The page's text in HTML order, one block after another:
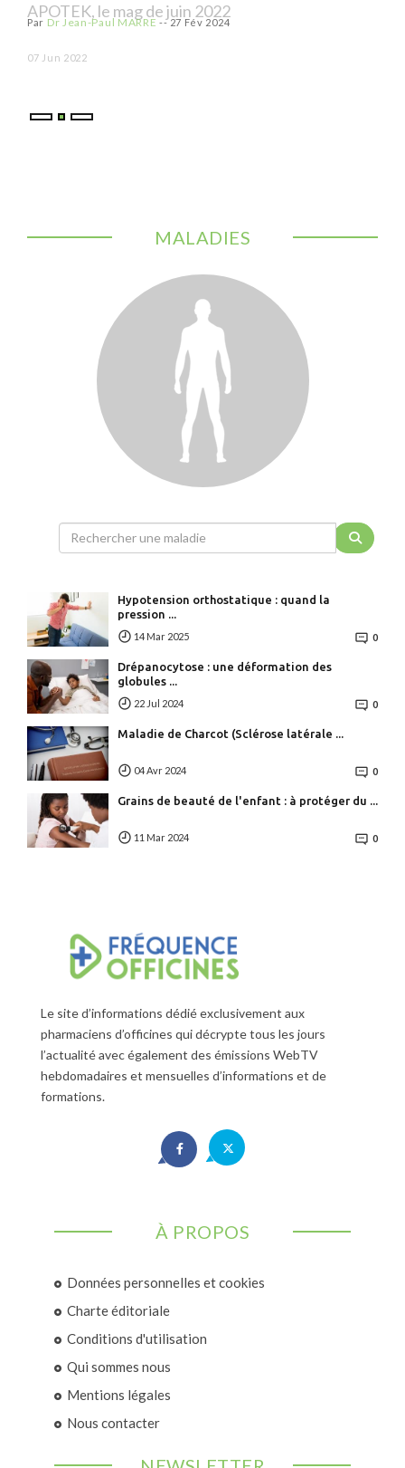
Par Dr Jean-Paul MARRE -- 27 Fév 2024
APOTEK, le mag de juin 2022
07 Jun 2022
MALADIES
Hypotension orthostatique : quand la
14 Mar 2025 0
Drépanocytose : une déformation des
22 Jul 2024 0
04 Avr 2024 0
11 Mar 2024 0
Le site d’informations dédié exclusivement aux
pharmaciens d’officines qui décrypte tous les jours
l’actualité avec également des émissions WebTV
hebdomadaires et mensuelles d’informations et de
formations.
À PROPOS
Données personnelles et cookies
Charte éditoriale
Conditions d'utilisation
Qui sommes nous
Mentions légales
Nous contacter